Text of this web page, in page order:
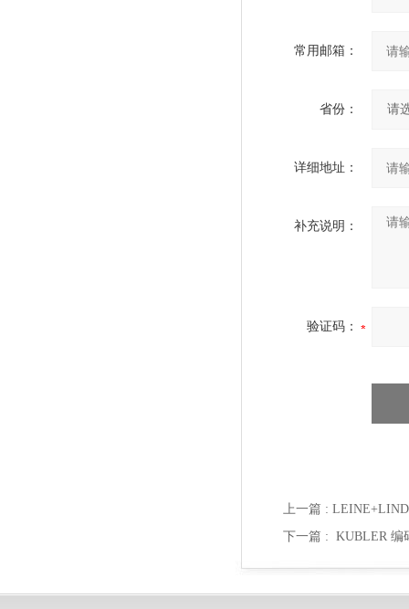
常用邮箱：
省份：
详细地址：
补充说明：
验证码：
上一篇 :
下一篇 : KUBLER 编